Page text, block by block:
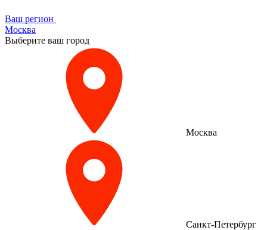
Ваш регион
Москва
Выберите ваш город
Москва
Санкт-Петербург